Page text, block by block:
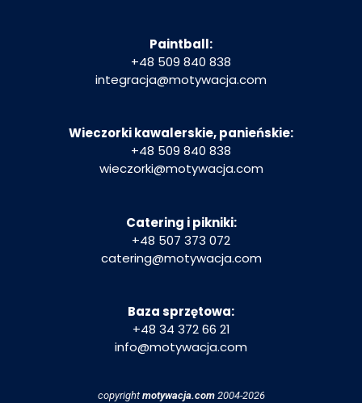
Paintball:
+48 509 840 838
integracja@motywacja.com
Wieczorki kawalerskie, panieńskie:
+48 509 840 838
wieczorki@motywacja.com
Catering i pikniki:
+48 507 373 072
catering@motywacja.com
Baza sprzętowa:
+48 34 372 66 21
info@motywacja.com
copyrightmotywacja.com2004-2026